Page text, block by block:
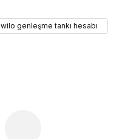
wilo genleşme tankı hesabı